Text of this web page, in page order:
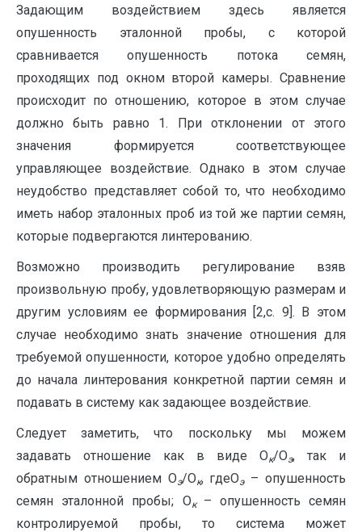
Задающим воздействием здесь является
опушенность эталонной пробы, с которой
сравнивается опушенность потока семян,
проходящих под окном второй камеры. Сравнение
происходит по отношению, которое в этом случае
должно быть равно 1. При отклонении от этого
значения формируется соответствующее
управляющее воздействие. Однако в этом случае
неудобство представляет собой то, что необходимо
иметь набор эталонных проб из той же партии семян,
которые подвергаются линтерованию.
Возможно производить регулирование взяв
произвольную пробу, удовлетворяющую размерам и
другим условиям ее формирования [2,с. 9]. В этом
случае необходимо знать значение отношения для
требуемой опушенности, которое удобно определять
до начала линтерования конкретной партии семян и
подавать в систему как задающее воздействие.
Следует заметить, что поскольку мы можем
задавать отношение как в виде Ок/Оэ, так и
обратным отношением Оэ/Ок, гдеОэ– опушенность
семян эталонной пробы; Ок – опушенность семян
контролируемой пробы, то система может